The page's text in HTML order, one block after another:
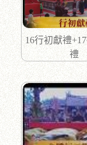
16行初獻禮
禮